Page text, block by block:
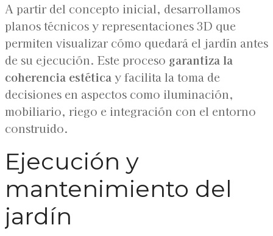
A partir del concepto inicial, desarrollamos
planos técnicos y representaciones 3D que
permiten visualizar cómo quedará el jardín antes
de su ejecución. Este proceso garantiza la
coherencia estéticay facilita la toma de
decisiones en aspectos como iluminación,
mobiliario, riego e integración con el entorno
construido.
Ejecución y
mantenimiento del
jardín